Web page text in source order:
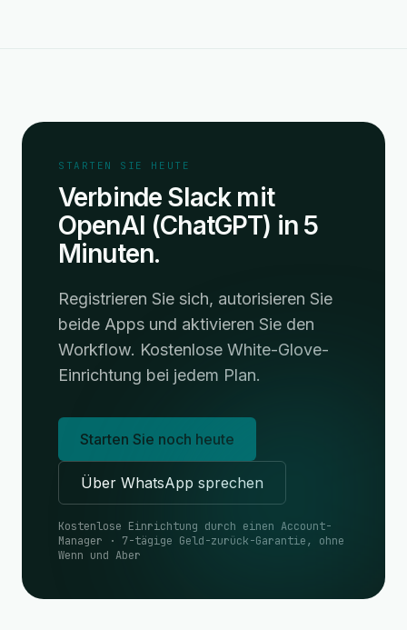
STARTEN SIE HEUTE
Verbinde Slack mit
OpenAI (ChatGPT) in 5
Minuten.
Registrieren Sie sich, autorisieren Sie
beide Apps und aktivieren Sie den
Workflow. Kostenlose White-Glove-
Einrichtung bei jedem Plan.
Starten Sie noch heute
Über WhatsApp sprechen
Kostenlose Einrichtung durch einen Account-
Manager · 7-tägige Geld-zurück-Garantie, ohne
Wenn und Aber